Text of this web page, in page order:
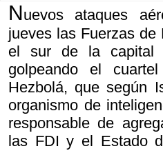
Nuevos ataques
jueves las Fuerzas de
el sur de la capital
golpeando el
Hezbolá, que según
organismo de
responsable de
las FDI y el Estado